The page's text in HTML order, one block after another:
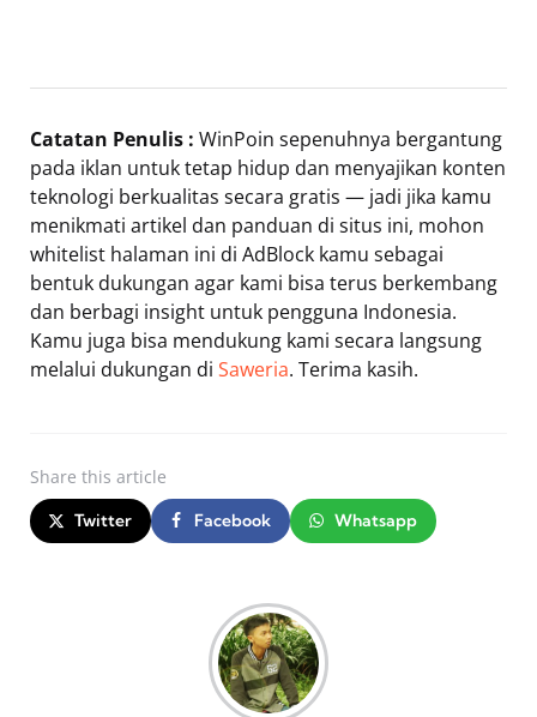
Catatan Penulis : WinPoin sepenuhnya bergantung
pada iklan untuk tetap hidup dan menyajikan konten
teknologi berkualitas secara gratis — jadi jika kamu
menikmati artikel dan panduan di situs ini, mohon
whitelist halaman ini di AdBlock kamu sebagai
bentuk dukungan agar kami bisa terus berkembang
dan berbagi insight untuk pengguna Indonesia.
Kamu juga bisa mendukung kami secara langsung
melalui dukungan di Saweria. Terima kasih.
Share this article
Twitter Facebook Whatsapp